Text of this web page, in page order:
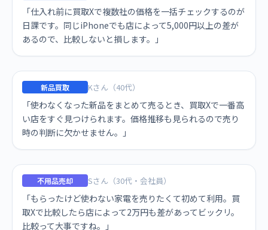
「仕入れ前に買取Xで複数社の価格を一括チェックするのが
日課です。同じiPhoneでも店によって5,000円以上の差が
あるので、比較しないと損します。」
新品買取 Kさん（40代）
「使わなくなった新品をまとめて売るとき、買取Xで一番高
い店をすぐ見つけられます。価格推移も見られるので売り
時の判断に欠かせません。」
不用品売却 Sさん（30代・会社員）
「もらったけど使わない家電を売りたくて初めて利用。買
取Xで比較したら店によって2万円も差があってビックリ。
比較って大事ですね。」